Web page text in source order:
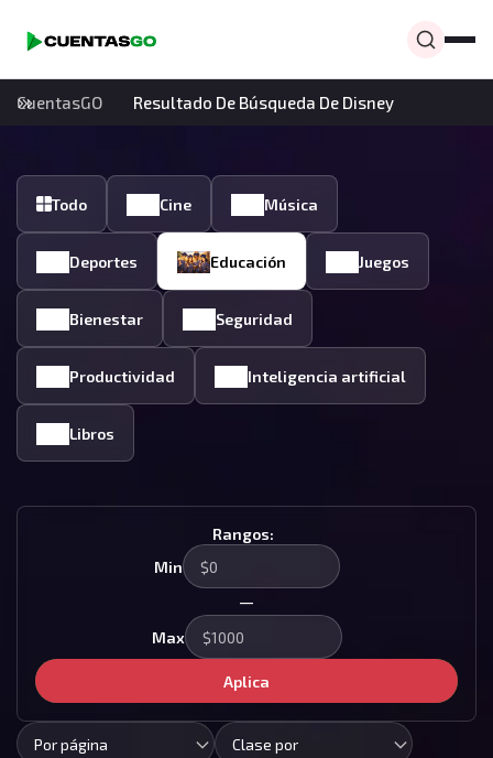
CuentasGO Resultado De Búsqueda De Disney
Todo Cine Música
Deportes Educación Juegos
Bienestar Seguridad
Productividad Inteligencia artificial
Libros
Rangos:
Min
—
Max
Aplica
Por página Clase por